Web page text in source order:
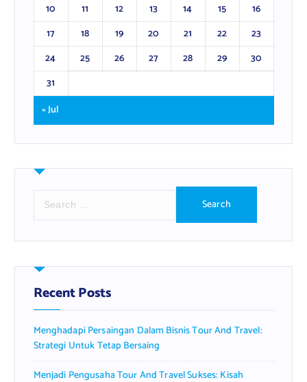
10
11 12 13 14 15
16
17
18 19 20 21 22
23
24
25 26 27 28 29
30
31
« Jul
r
h
f
o
:
Recent Posts
Menghadapi Persaingan Dalam Bisnis Tour And Travel:
Strategi Untuk Tetap Bersaing
Menjadi Pengusaha Tour And Travel Sukses: Kisah